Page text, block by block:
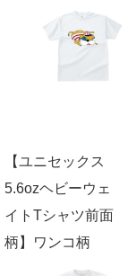
【ユニセックス
5.6ozヘビーウェ
イトTシャツ前面
柄】ワンコ柄